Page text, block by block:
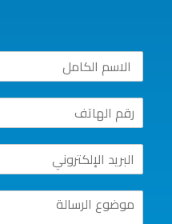
ا
س
م
ا
ك
ا
ر
ا
ل
ه
ا
ر
م